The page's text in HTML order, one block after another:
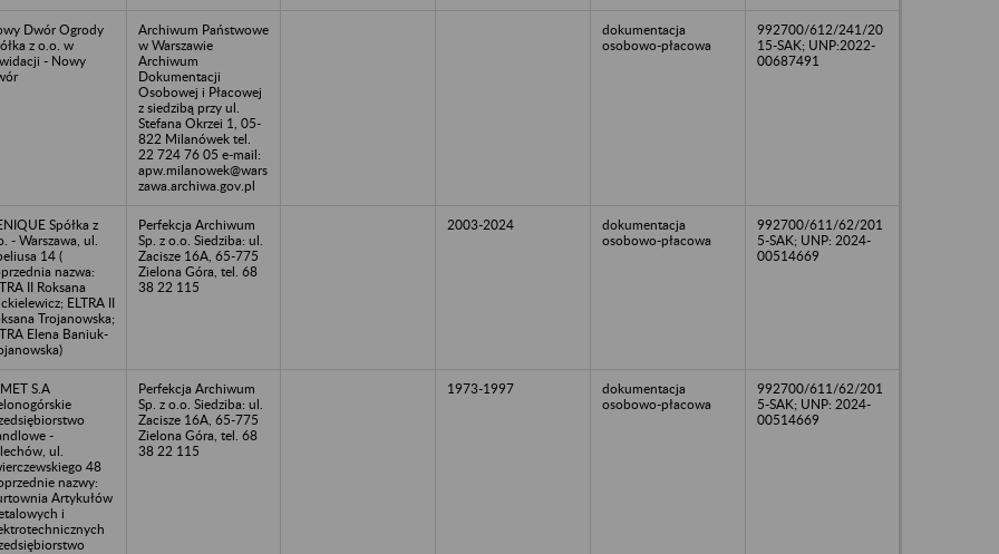
Dwór Ogrody
z o.o. w
- Nowy
Archiwum Państwowe
w Warszawie
Archiwum
Dokumentacji
Osobowej i Płacowej
z siedzibą przy ul.
Stefana Okrzei 1, 05-
822 Milanówek tel.
22 724 76 05 e-mail:
apw.milanowek@wars
zawa.archiwa.gov.pl
dokumentacja
osobowo-płacowa
992700/612/241/20
15-SAK; UNP:2022-
00687491
Spółka z
- Warszawa, ul.
14 (
nazwa:
II Roksana
ELTRA II
Trojanowska;
Elena Baniuk-
Perfekcja Archiwum
Sp. z o.o. Siedziba: ul.
Zacisze 16A, 65-775
Zielona Góra, tel. 68
38 22 115
2003-2024
dokumentacja
osobowo-płacowa
992700/611/62/201
5-SAK; UNP: 2024-
00514669
S.A
-
ul.
48
nazwy:
Artykułów
i
Perfekcja Archiwum
Sp. z o.o. Siedziba: ul.
Zacisze 16A, 65-775
Zielona Góra, tel. 68
38 22 115
1973-1997
dokumentacja
osobowo-płacowa
992700/611/62/201
5-SAK; UNP: 2024-
00514669